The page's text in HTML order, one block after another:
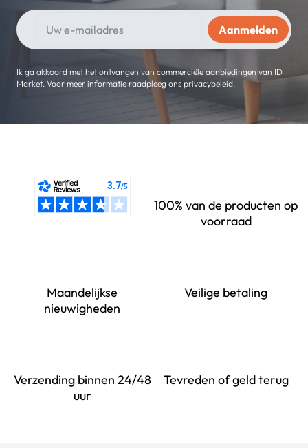
Ik ga akkoord met het ontvangen van commerciële aanbiedingen van ID
Market. Voor meer informatie raadpleeg ons privacybeleid.
100% van de producten op
voorraad
Maandelijkse
nieuwigheden
Veilige betaling
Verzending binnen 24/48
uur
Tevreden of geld terug